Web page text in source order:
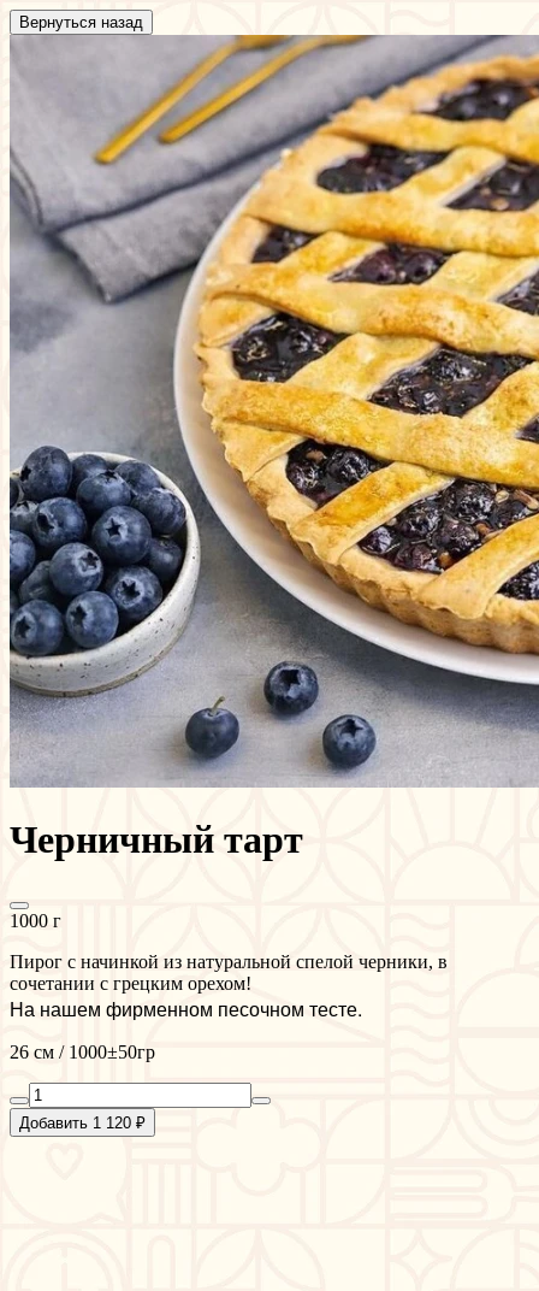
Вернуться назад
Черничный тарт
1000 г
Пирог с начинкой из натуральной спелой черники, в
сочетании с грецким орехом!
На нашем фирменном песочном тесте.
26 см / 1000±50гр
Добавить 1 120 ₽